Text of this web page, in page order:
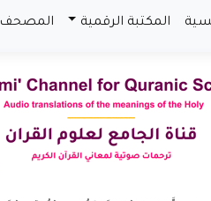
المكتبة الرقمية المصحف